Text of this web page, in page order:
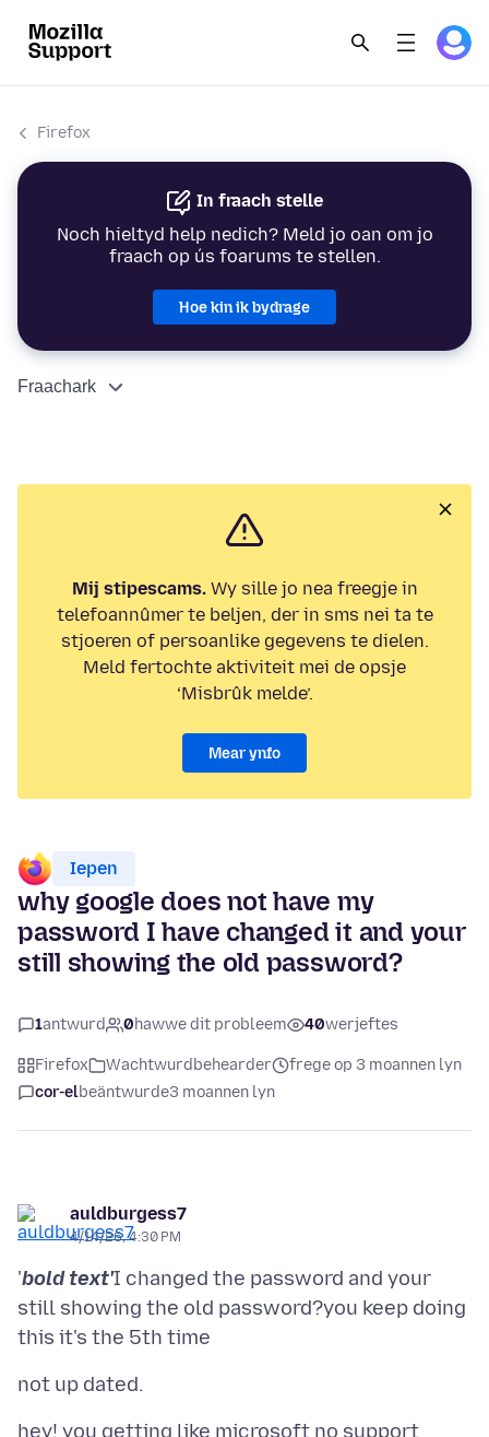
Firefox
In fraach stelle
Noch hieltyd help nedich? Meld jo oan om jo
fraach op ús foarums te stellen.
Hoe kin ik bydrage
Fraachark
Mij stipescams.Wy sille jo nea freegje in
telefoannûmer te beljen, der in sms nei ta te
stjoeren of persoanlike gegevens te dielen.
Meld fertochte aktiviteit mei de opsje
‘Misbrûk melde’.
Mear ynfo
Iepen
why google does not have my
password I have changed it and your
still showing the old password?
1antwurd 0hawwe dit probleem 40werjeftes
Firefox Wachtwurdbehearder
frege op 3 moannen lyn
cor-elbeäntwurde3 moannen lyn
auldburgess7
4/14/26, 4:30 PM
'bold text'I changed the password and your
still showing the old password?you keep doing